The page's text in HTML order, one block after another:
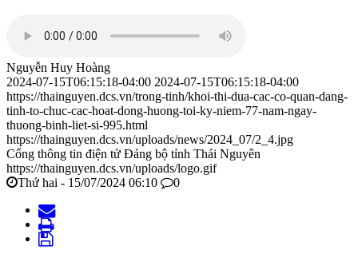
Nguyễn Huy Hoàng
2024-07-15T06:15:18-04:00 2024-07-15T06:15:18-04:00
https://thainguyen.dcs.vn/trong-tinh/khoi-thi-dua-cac-co-quan-dang-
tinh-to-chuc-cac-hoat-dong-huong-toi-ky-niem-77-nam-ngay-
thuong-binh-liet-si-995.html
https://thainguyen.dcs.vn/uploads/news/2024_07/2_4.jpg
Cổng thông tin điện tử Đảng bộ tỉnh Thái Nguyên
https://thainguyen.dcs.vn/uploads/logo.gif
Thứ hai - 15/07/2024 06:10
0